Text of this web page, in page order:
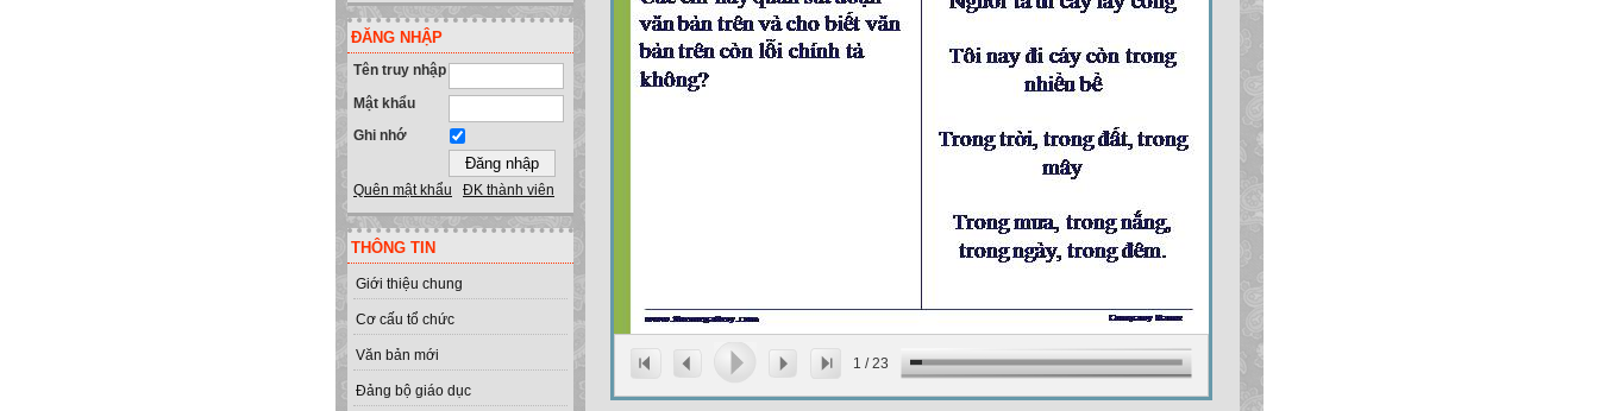
ĐĂNG NHẬP
Tên truy nhập
Mật khẩu
Ghi nhớ
Quên mật khẩu ĐK thành viên
THÔNG TIN
Giới thiệu chung
Cơ cấu tổ chức
Văn bản mới
Đảng bộ giáo dục
1 /23